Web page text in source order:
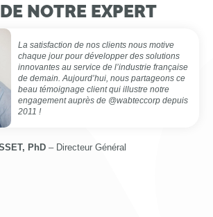
NOTRE EXPERT
La satisfaction de nos clients nous motive
chaque jour pour développer des solutions
innovantes au service de l’industrie française
de demain. Aujourd’hui, nous partageons ce
beau témoignage client qui illustre notre
engagement auprès de @wabteccorp depuis
2011 !
PhD – Directeur Général